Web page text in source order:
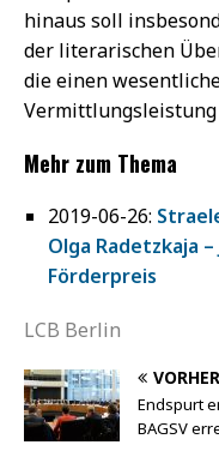
hinaus soll
der literarischen
die einen
Mehr zum Thema
2019-06-26:
Olga Radetzkaja
Förderpreis
LCB Berlin
Endspurt
BAGSV